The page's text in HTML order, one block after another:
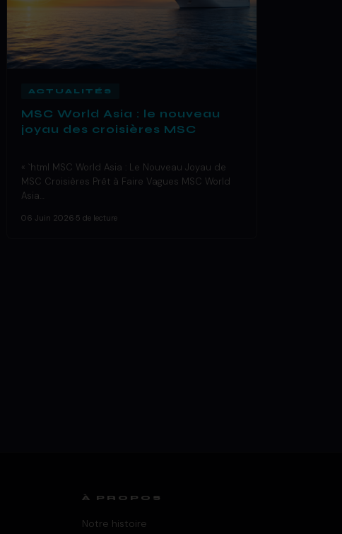
ACTUALITÉS
MSC World Asia : le nouveau
joyau des croisières MSC
« `html MSC World Asia : Le Nouveau Joyau de
MSC Croisières Prêt à Faire Vagues MSC World
Asia…
06 Juin 2026 5 de lecture
À PROPOS
Notre histoire